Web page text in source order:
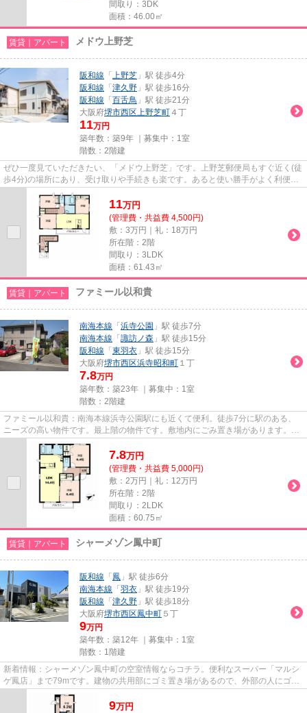
間取り：3DK
面積：46.00㎡
賃貸｜アパート メドウ上野芝
阪和線 「 上野芝 」駅 徒歩4分
阪和線 「 津久野 」駅 徒歩16分
阪和線 「 百舌鳥 」駅 徒歩21分
大阪府堺市西区上野芝町 ４丁
11万円
築年数：築9年 ｜募集中： 1室
階数：2階建
ぜひ一度見ていただきたい、「メドウ上野芝」です。上野芝郵便局もすぐ近く(徒
歩4分)の場所にあり、受け取りや手続きも楽です。あると使い勝手がよく利便性
が高いのが敷地内ごみ置き場...
11万円
(管理費・共益費 4,500円)
敷：3万円｜礼：18万円
所在階：2階
間取り：3LDK
面積：61.43㎡
賃貸｜アパート ファミール以和貴
南海本線 「 浜寺公園 」駅 徒歩7分
南海本線 「 諏訪ノ森 」駅 徒歩15分
阪和線 「 東羽衣 」駅 徒歩15分
大阪府堺市西区浜寺昭和町 １丁
7.8万円
築年数：築23年 ｜募集中： 1室
階数：2階建
ファミール以和貴：南海本線浜寺公園駅にも近くて便利。徒歩7分に駅のある、
ニーズの高い物件です。最上階の物件です。敷地内にごみ置き場があります。堺
市西区エリアにある賃貸情報の...
7.8万円
(管理費・共益費 5,000円)
敷：2万円｜礼：12万円
所在階：2階
間取り：2LDK
面積：60.75㎡
賃貸｜アパート シャーメゾン鳳中町
阪和線 「 鳳 」駅 徒歩6分
南海本線 「 羽衣 」駅 徒歩19分
阪和線 「 津久野 」駅 徒歩18分
大阪府堺市西区鳳中町 ５丁
9万円
築年数：築12年 ｜募集中： 1室
階数：1階建
新着情報：シャーメゾン鳳中町の空室情報ならコチラ。便利なスーパー「マルシ
ゲ鳳店」まで79mです。建物の共用部にゴミ置き場があるので、外部の人にゴミ
を見られるなどのトラブルも防...
9万円